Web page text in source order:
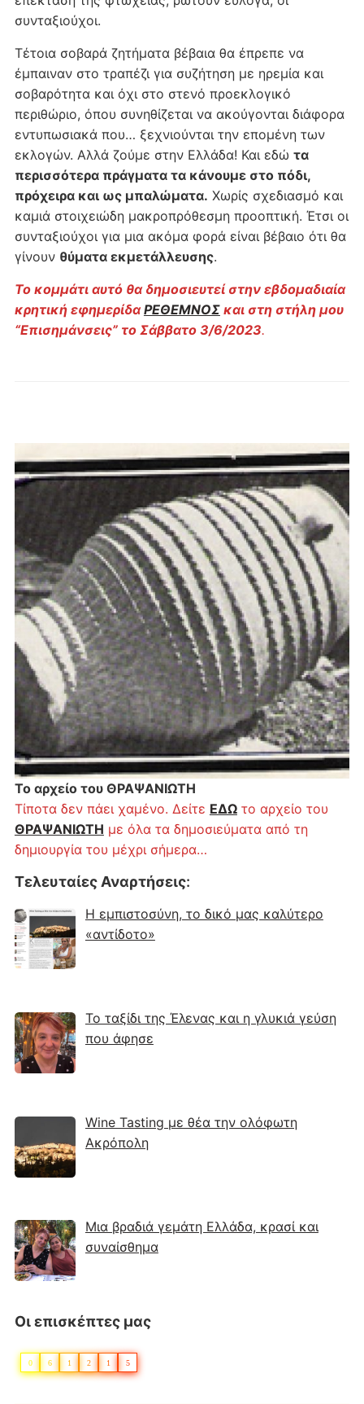
Το αρχείο του ΘΡΑΨΑΝΙΩΤΗ
Τίποτα δεν πάει χαμένο. Δείτε ΕΔΩτο αρχείο του
ΘΡΑΨΑΝΙΩΤΗ με όλα τα δημοσιεύματα από τη
δημιουργία του μέχρι σήμερα…
Τελευταίες Αναρτήσεις:
Η εμπιστοσύνη, το δικό μας καλύτερο
«αντίδοτο»
Το ταξίδι της Έλενας και η γλυκιά γεύση
που άφησε
Wine Tasting με θέα την ολόφωτη
Ακρόπολη
Μια βραδιά γεμάτη Ελλάδα, κρασί και
συναίσθημα
Οι επισκέπτες μας
0 6 1 2 1 5
συνταξιούχοι.
Τέτοια σοβαρά ζητήματα βέβαια θα έπρεπε να
έμπαιναν στο τραπέζι για συζήτηση με ηρεμία και
σοβαρότητα και όχι στο στενό προεκλογικό
περιθώριο, όπου συνηθίζεται να ακούγονται διάφορα
εντυπωσιακά που… ξεχνιούνται την επομένη των
εκλογών. Αλλά ζούμε στην Ελλάδα! Και εδώ τα
περισσότερα πράγματα τα κάνουμε στο πόδι,
πρόχειρα και ως μπαλώματα. Χωρίς σχεδιασμό και
καμιά στοιχειώδη μακροπρόθεσμη προοπτική. Έτσι οι
συνταξιούχοι για μια ακόμα φορά είναι βέβαιο ότι θα
γίνουν θύματα εκμετάλλευσης.
Το κομμάτι αυτό θα δημοσιευτεί στην εβδομαδιαία
κρητική εφημερίδαΡΕΘΕΜΝΟΣκαι στη στήλη μου
“Επισημάνσεις” το Σάββατο 3/6/2023.